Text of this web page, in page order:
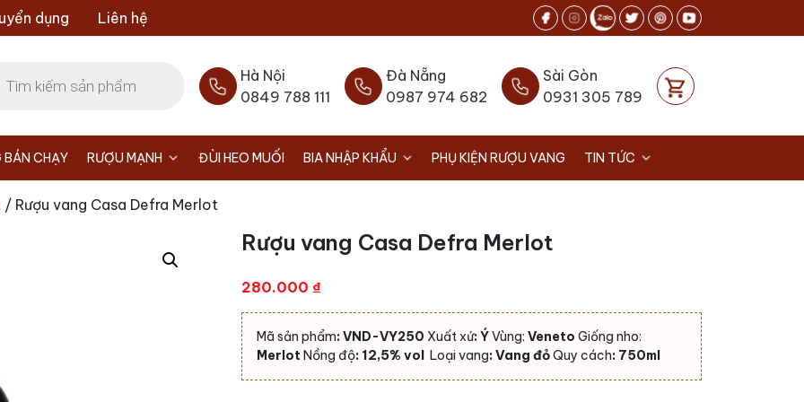
dụng Liên hệ
Hà Nội
0849 788 111
Đà Nẵng
0987 974 682
Sài Gòn
0931 305 789
BÁN CHẠY RƯỢU MẠNH ĐÙI HEO MUỐI BIA NHẬP KHẨU PHỤ KIỆN RƯỢU VANG TIN TỨC
/ Rượu vang Casa Defra Merlot
Rượu vang Casa Defra Merlot
280.000 ₫
Mã sản phẩm: VND-VY250 Xuất xứ: ÝVùng: Veneto Giống nho:
Merlot Nồng độ: 12,5% vol Loại vang: Vang đỏQuy cách: 750ml